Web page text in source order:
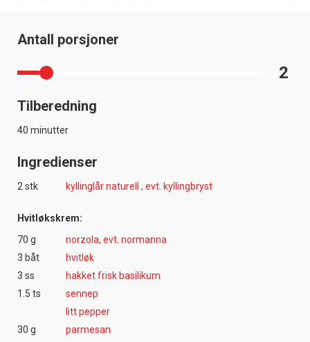
Antall porsjoner
2
Tilberedning
40 minutter
Ingredienser
2 stk kyllinglår naturell , evt. kyllingbryst
Hvitløkskrem:
70 g
norzola, evt. normanna
3 båt
hvitløk
3 ss
hakket frisk basilikum
1.5 ts
sennep
litt pepper
30 g
parmesan